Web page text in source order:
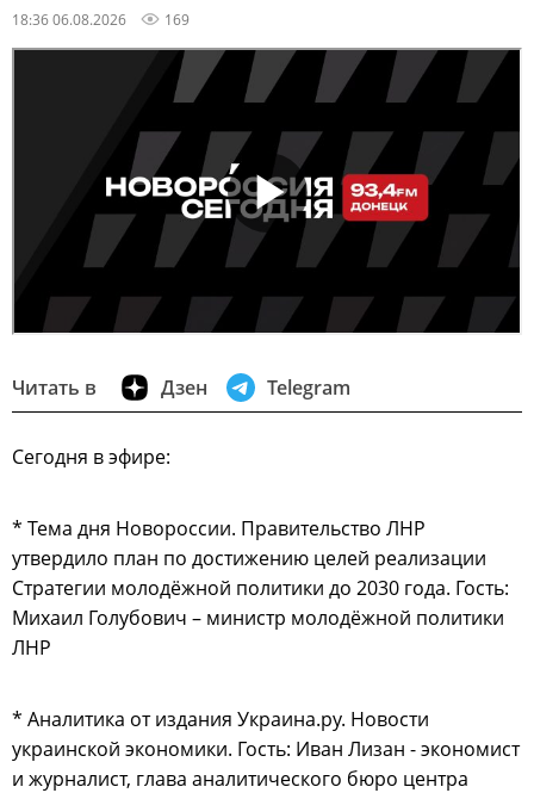
18:36 06.08.2026 169
Читать в Дзен Telegram
Сегодня в эфире:
* Тема дня Новороссии. Правительство ЛНР
утвердило план по достижению целей реализации
Стратегии молодёжной политики до 2030 года. Гость:
Михаил Голубович – министр молодёжной политики
ЛНР
* Аналитика от издания Украина.ру. Новости
украинской экономики. Гость: Иван Лизан - экономист
и журналист, глава аналитического бюро центра